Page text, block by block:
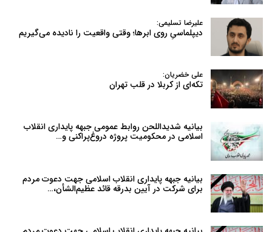
علیرضا تسلیمی:
دیپلماسیِ روی ابرها؛ وقتی واقعیت را نادیده می‌گیریم
علی خضریان:
تکه‌ای از کربلا در قلب تهران
بیانیه شدیداللحن روابط عمومی جبهه پایداری انقلاب
اسلامی در محکومیت پروژه دروغ‌پراکنی و…
بیانیه جبهه پایداری انقلاب اسلامی جهت دعوت مردم
برای شرکت در آیین بدرقه قائد عظیم‌الشأن،…